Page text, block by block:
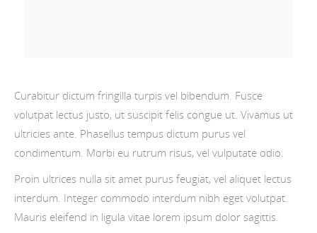
Curabitur dictum fringilla turpis vel bibendum. Fusce
volutpat lectus justo, ut suscipit felis congue ut. Vivamus ut
ultricies ante. Phasellus tempus dictum purus vel
condimentum. Morbi eu rutrum risus, vel vulputate odio.
Proin ultrices nulla sit amet purus feugiat, vel aliquet lectus
interdum. Integer commodo interdum nibh eget volutpat.
Mauris eleifend in ligula vitae lorem ipsum dolor sagittis.